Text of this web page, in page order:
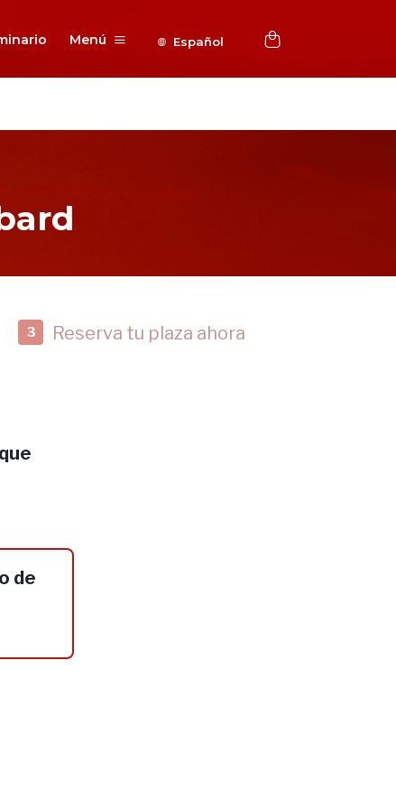
Menú Español
3 Reserva tu plaza ahora
de